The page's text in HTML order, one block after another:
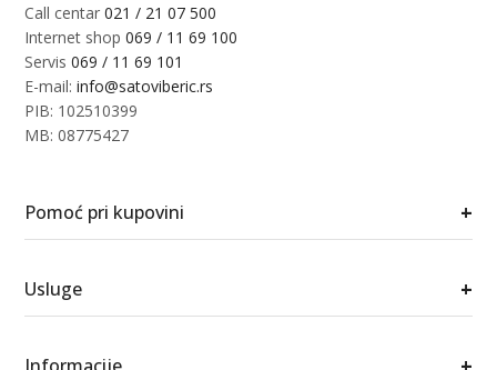
Call centar021 / 21 07 500
Internet shop069 / 11 69 100
Servis069 / 11 69 101
E-mail:info@satoviberic.rs
PIB: 102510399
MB: 08775427
Pomoć pri kupovini +
Usluge +
Informacije